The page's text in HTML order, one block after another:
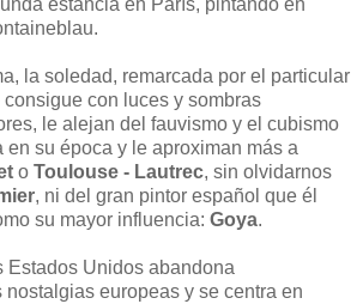
estancia en París, pintando en
la soledad, remarcada por el particular
con luces y sombras
le alejan del fauvismo y el cubismo
en su época y le aproximan más a
o Toulouse - Lautrec, sin olvidarnos
, ni del gran pintor español que él
su mayor influencia: Goya.
Estados Unidos abandona
europeas y se centra en